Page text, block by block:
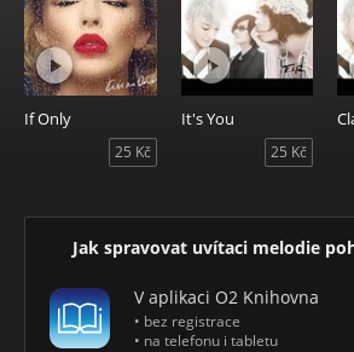
If Only
25 Kč
It's You
25 Kč
Jak spravovat uvítaci melodie
V aplikaci O2 Knihovna
• bez registrace
• na telefonu i tabletu